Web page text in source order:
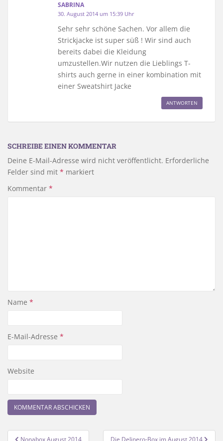
SABRINA
30. August 2014 um 15:39 Uhr
Sehr sehr schöne Sachen. Vor allem die
Strickjacke ist super süß ! Wir sind auch
bereits dabei die Kleidung
umzustellen.Wir nutzen die Lieblings T-
shirts auch gerne in einer kombination mit
einer Sweatshirt Jacke
ANTWORTEN
SCHREIBE EINEN KOMMENTAR
Deine E-Mail-Adresse wird nicht veröffentlicht. Erforderliche
Felder sind mit * markiert
Kommentar *
Name *
E-Mail-Adresse *
Website
Beitragsnavigation
Nonabox August 2014 Die Delinero-Box im August 2014